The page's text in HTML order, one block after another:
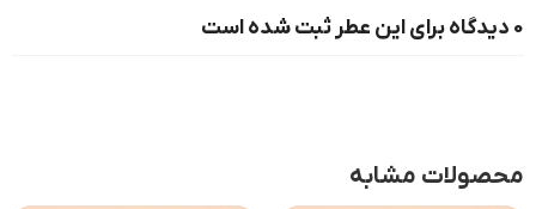
0 دیدگاه برای این عطر ثبت شده است
محصولات مشابه